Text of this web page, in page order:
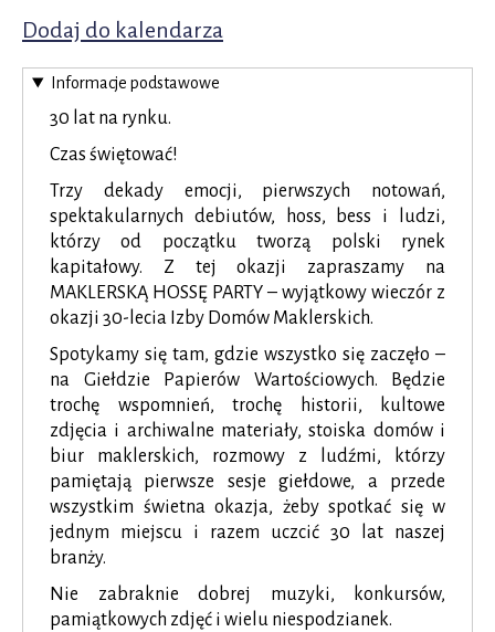
Dodaj do kalendarza
Informacje podstawowe
30 lat na rynku.
Czas świętować!
Trzy dekady emocji, pierwszych notowań,
spektakularnych debiutów, hoss, bess i ludzi,
którzy od początku tworzą polski rynek
kapitałowy. Z tej okazji zapraszamy na
MAKLERSKĄ HOSSĘ PARTY – wyjątkowy wieczór z
okazji 30-lecia Izby Domów Maklerskich.
Spotykamy się tam, gdzie wszystko się zaczęło –
na Giełdzie Papierów Wartościowych. Będzie
trochę wspomnień, trochę historii, kultowe
zdjęcia i archiwalne materiały, stoiska domów i
biur maklerskich, rozmowy z ludźmi, którzy
pamiętają pierwsze sesje giełdowe, a przede
wszystkim świetna okazja, żeby spotkać się w
jednym miejscu i razem uczcić 30 lat naszej
branży.
Nie zabraknie dobrej muzyki, konkursów,
pamiątkowych zdjęć i wielu niespodzianek.